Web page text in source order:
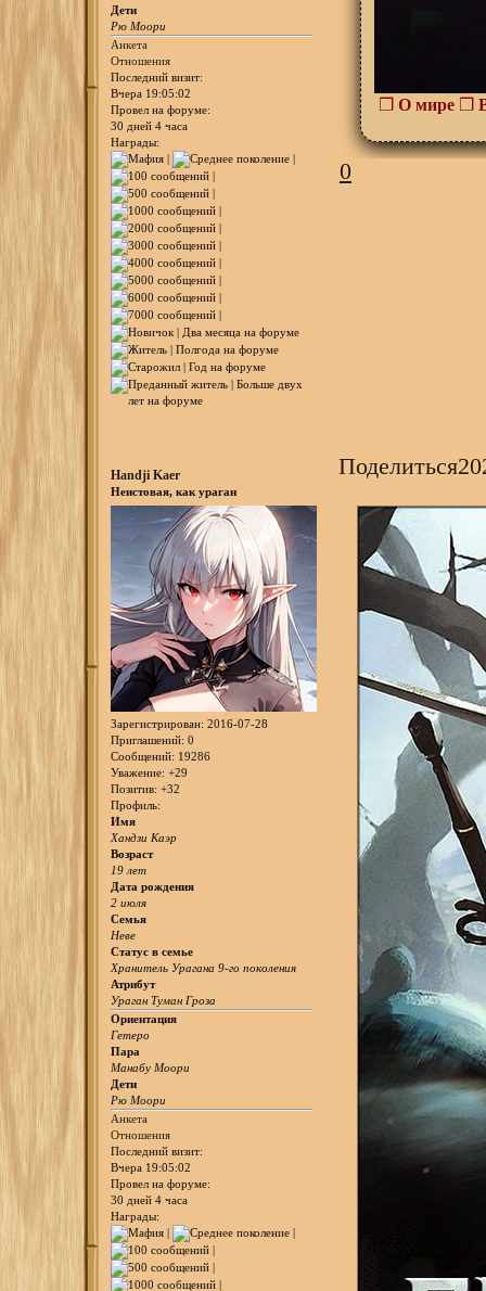
Дети
Рю Моори
Анкета
Отношения
Последний визит:
Вчера 19:05:02
Провел на форуме:
30 дней 4 часа
Награды:
❒ О мире ❒
0
Поделиться
Handji Kaer
Неистовая, как ураган
Зарегистрирован: 2016-07-28
Приглашений: 0
Сообщений: 19286
Уважение: +29
Позитив: +32
Профиль:
Имя
Хандзи Каэр
Возраст
19 лет
Дата рождения
2 июля
Семья
Неве
Статус в семье
Хранитель Урагана 9-го поколения
Атрибут
Ураган Туман Гроза
Ориентация
Гетеро
Пара
Манабу Моори
Дети
Рю Моори
Анкета
Отношения
Последний визит:
Вчера 19:05:02
Провел на форуме:
30 дней 4 часа
Награды: